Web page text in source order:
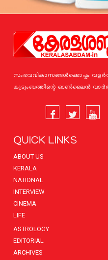
സംഭവവികാസങ്ങള്‍ക്കൊപ്പം
കുടുംബത്തിന്റെ ഓണ്‍ലൈന്‍
QUICK LINKS
ABOUT US
KERALA
NATIONAL
INTERVIEW
CINEMA
LIFE
ASTROLOGY
EDITORIAL
ARCHIVES